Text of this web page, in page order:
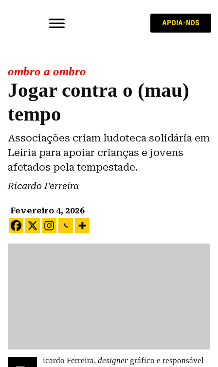
APOIA-NOS
ombro a ombro
Jogar contra o (mau)
tempo
Associações criam ludoteca solidária em
Leiria para apoiar crianças e jovens
afetados pela tempestade.
Ricardo Ferreira
Fevereiro 4, 2026
icardo Ferreira,designer gráfico e responsável